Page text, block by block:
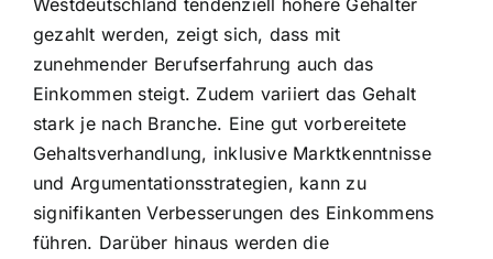
gezahlt werden, zeigt sich, dass mit
zunehmender Berufserfahrung auch das
Einkommen steigt. Zudem variiert das Gehalt
stark je nach Branche. Eine gut vorbereitete
Gehaltsverhandlung, inklusive Marktkenntnisse
und Argumentationsstrategien, kann zu
signifikanten Verbesserungen des Einkommens
führen. Darüber hinaus werden die